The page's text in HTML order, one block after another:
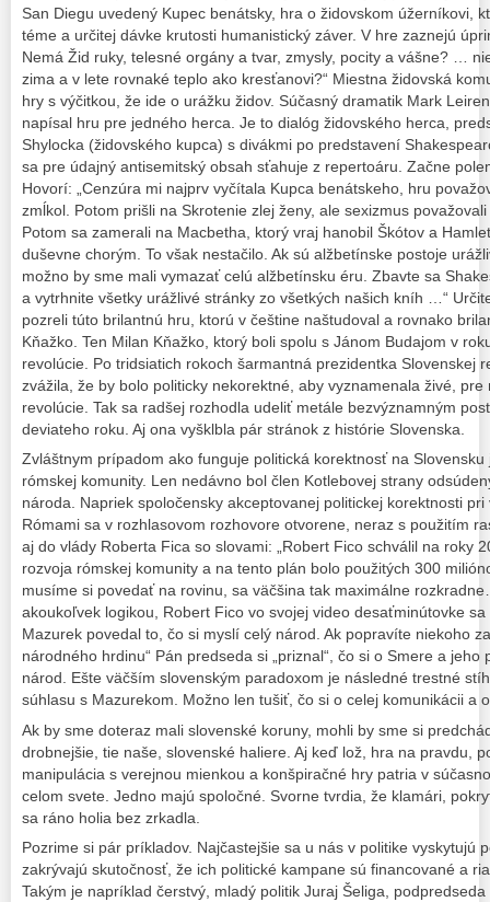
San Diegu uvedený Kupec benátsky, hra o židovskom úžerníkovi,
téme a určitej dávke krutosti humanistický záver. V hre zaznejú
Nemá Žid ruky, telesné orgány a tvar, zmysly, pocity a vášne? …
zima a v lete rovnaké teplo ako kresťanovi?“ Miestna židovská
hry s výčitkou, že ide o urážku židov. Súčasný dramatik Mark
napísal hru pre jedného herca. Je to dialóg židovského herca,
Shylocka (židovského kupca) s divákmi po predstavení
sa pre údajný antisemitský obsah sťahuje z repertoáru. Začne
Hovorí: „Cenzúra mi najprv vyčítala Kupca benátskeho, hru
zmĺkol. Potom prišli na Skrotenie zlej ženy, ale sexizmus
Potom sa zamerali na Macbetha, ktorý vraj hanobil Škótov a
duševne chorým. To však nestačilo. Ak sú alžbetínske postoje
možno by sme mali vymazať celú alžbetínsku éru. Zbavte sa
a vytrhnite všetky urážlivé stránky zo všetkých našich kníh …“
pozreli túto brilantnú hru, ktorú v češtine naštudoval a rovnako
Kňažko. Ten Milan Kňažko, ktorý boli spolu s Jánom Budajom v
revolúcie. Po tridsiatich rokoch šarmantná prezidentka Slovenskej
zvážila, že by bolo politicky nekorektné, aby vyznamenala živé, pre
revolúcie. Tak sa radšej rozhodla udeliť metále bezvýznamným
deviateho roku. Aj ona vyšklbla pár stránok z histórie Slovenska.
Zvláštnym prípadom ako funguje politická korektnosť na
rómskej komunity. Len nedávno bol člen Kotlebovej strany
národa. Napriek spoločensky akceptovanej politickej korektnosti
Rómami sa v rozhlasovom rozhovore otvorene, neraz s použitím
aj do vlády Roberta Fica so slovami: „Robert Fico schválil na roky
rozvoja rómskej komunity a na tento plán bolo použitých 300
musíme si povedať na rovinu, sa väčšina tak maximálne
akoukoľvek logikou, Robert Fico vo svojej video desaťminútovke
Mazurek povedal to, čo si myslí celý národ. Ak popravíte niekoho
národného hrdinu“ Pán predseda si „priznal“, čo si o Smere a
národ. Ešte väčším slovenským paradoxom je následné trestné
súhlasu s Mazurekom. Možno len tušiť, čo si o celej komunikácii a
Ak by sme doteraz mali slovenské koruny, mohli by sme si
drobnejšie, tie naše, slovenské haliere. Aj keď lož, hra na pravdu,
manipulácia s verejnou mienkou a konšpiračné hry patria v
celom svete. Jedno majú spoločné. Svorne tvrdia, že klamári,
sa ráno holia bez zrkadla.
Pozrime si pár príkladov. Najčastejšie sa u nás v politike vyskytujú
zakrývajú skutočnosť, že ich politické kampane sú financované a
Takým je napríklad čerstvý, mladý politik Juraj Šeliga,